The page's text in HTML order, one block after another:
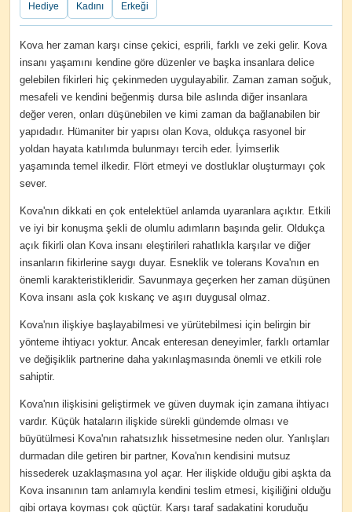
Hediye Kadını Erkeği
Kova her zaman karşı cinse çekici, esprili, farklı ve zeki gelir. Kova
insanı yaşamını kendine göre düzenler ve başka insanlara delice
gelebilen fikirleri hiç çekinmeden uygulayabilir. Zaman zaman soğuk,
mesafeli ve kendini beğenmiş dursa bile aslında diğer insanlara
değer veren, onları düşünebilen ve kimi zaman da bağlanabilen bir
yapıdadır. Hümaniter bir yapısı olan Kova, oldukça rasyonel bir
yoldan hayata katılımda bulunmayı tercih eder. İyimserlik
yaşamında temel ilkedir. Flört etmeyi ve dostluklar oluşturmayı çok
sever.
Kova'nın dikkati en çok entelektüel anlamda uyaranlara açıktır. Etkili
ve iyi bir konuşma şekli de olumlu adımların başında gelir. Oldukça
açık fikirli olan Kova insanı eleştirileri rahatlıkla karşılar ve diğer
insanların fikirlerine saygı duyar. Esneklik ve tolerans Kova'nın en
önemli karakteristikleridir. Savunmaya geçerken her zaman düşünen
Kova insanı asla çok kıskanç ve aşırı duygusal olmaz.
Kova'nın ilişkiye başlayabilmesi ve yürütebilmesi için belirgin bir
yönteme ihtiyacı yoktur. Ancak enteresan deneyimler, farklı ortamlar
ve değişiklik partnerine daha yakınlaşmasında önemli ve etkili role
sahiptir.
Kova'nın ilişkisini geliştirmek ve güven duymak için zamana ihtiyacı
vardır. Küçük hataların ilişkide sürekli gündemde olması ve
büyütülmesi Kova'nın rahatsızlık hissetmesine neden olur. Yanlışları
durmadan dile getiren bir partner, Kova'nın kendisini mutsuz
hissederek uzaklaşmasına yol açar. Her ilişkide olduğu gibi aşkta da
Kova insanının tam anlamıyla kendini teslim etmesi, kişiliğini olduğu
gibi ortaya koyması çok güçtür. Karşı taraf sadakatini koruduğu